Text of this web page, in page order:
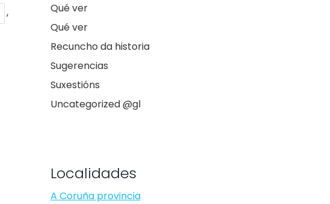
,
Qué ver
Qué ver
Recuncho da historia
Sugerencias
Suxestións
Uncategorized @gl
Localidades
A Coruña provincia